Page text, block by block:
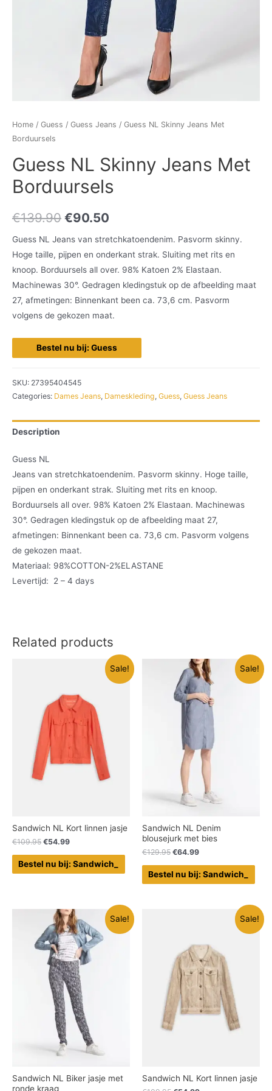
Home / Guess / Guess Jeans / Guess NL Skinny Jeans Met
Borduursels
Guess NL Skinny Jeans Met
Borduursels
€139.90 €90.50
Guess NL Jeans van stretchkatoendenim. Pasvorm skinny.
Hoge taille, pijpen en onderkant strak. Sluiting met rits en
knoop. Borduursels all over. 98% Katoen 2% Elastaan.
Machinewas 30°. Gedragen kledingstuk op de afbeelding maat
27, afmetingen: Binnenkant been ca. 73,6 cm. Pasvorm
volgens de gekozen maat.
Bestel nu bij: Guess
SKU: 27395404545
Categories: Dames Jeans, Dameskleding, Guess, Guess Jeans
Description
Guess NL
Jeans van stretchkatoendenim. Pasvorm skinny. Hoge taille,
pijpen en onderkant strak. Sluiting met rits en knoop.
Borduursels all over. 98% Katoen 2% Elastaan. Machinewas
30°. Gedragen kledingstuk op de afbeelding maat 27,
afmetingen: Binnenkant been ca. 73,6 cm. Pasvorm volgens
de gekozen maat.
Materiaal: 98%COTTON-2%ELASTANE
Levertijd: 2 – 4 days
Related products
Sale!
Sandwich NL Kort linnen jasje
€109.95 €54.99
Bestel nu bij: Sandwich_
Sale!
Sandwich NL Denim
blousejurk met bies
€129.95 €64.99
Bestel nu bij: Sandwich_
Sale!
Sandwich NL Biker jasje met
ronde kraag
Sale!
Sandwich NL Kort linnen jasje